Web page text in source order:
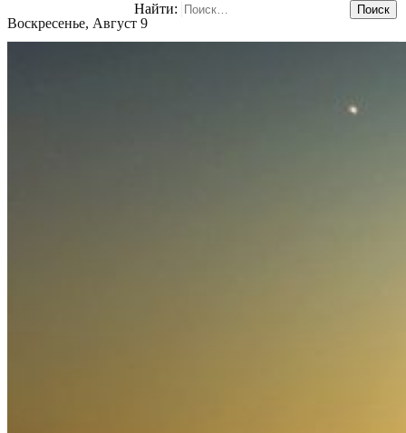
Воскресенье, Август 9
Найти: